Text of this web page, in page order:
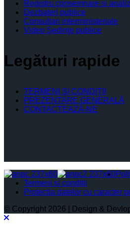
Registru consemnare si
Dezbateri publice
Consultari interministeriale
Video Şedinţe publice
Legături rapide
TERMENI ŞI CONDIŢII
PREZENTARE GENERALĂ
CONTACTEAZĂ-NE
Termeni și condiții
Protectia datelor cu caracter
© Copyright 2026 | Design &